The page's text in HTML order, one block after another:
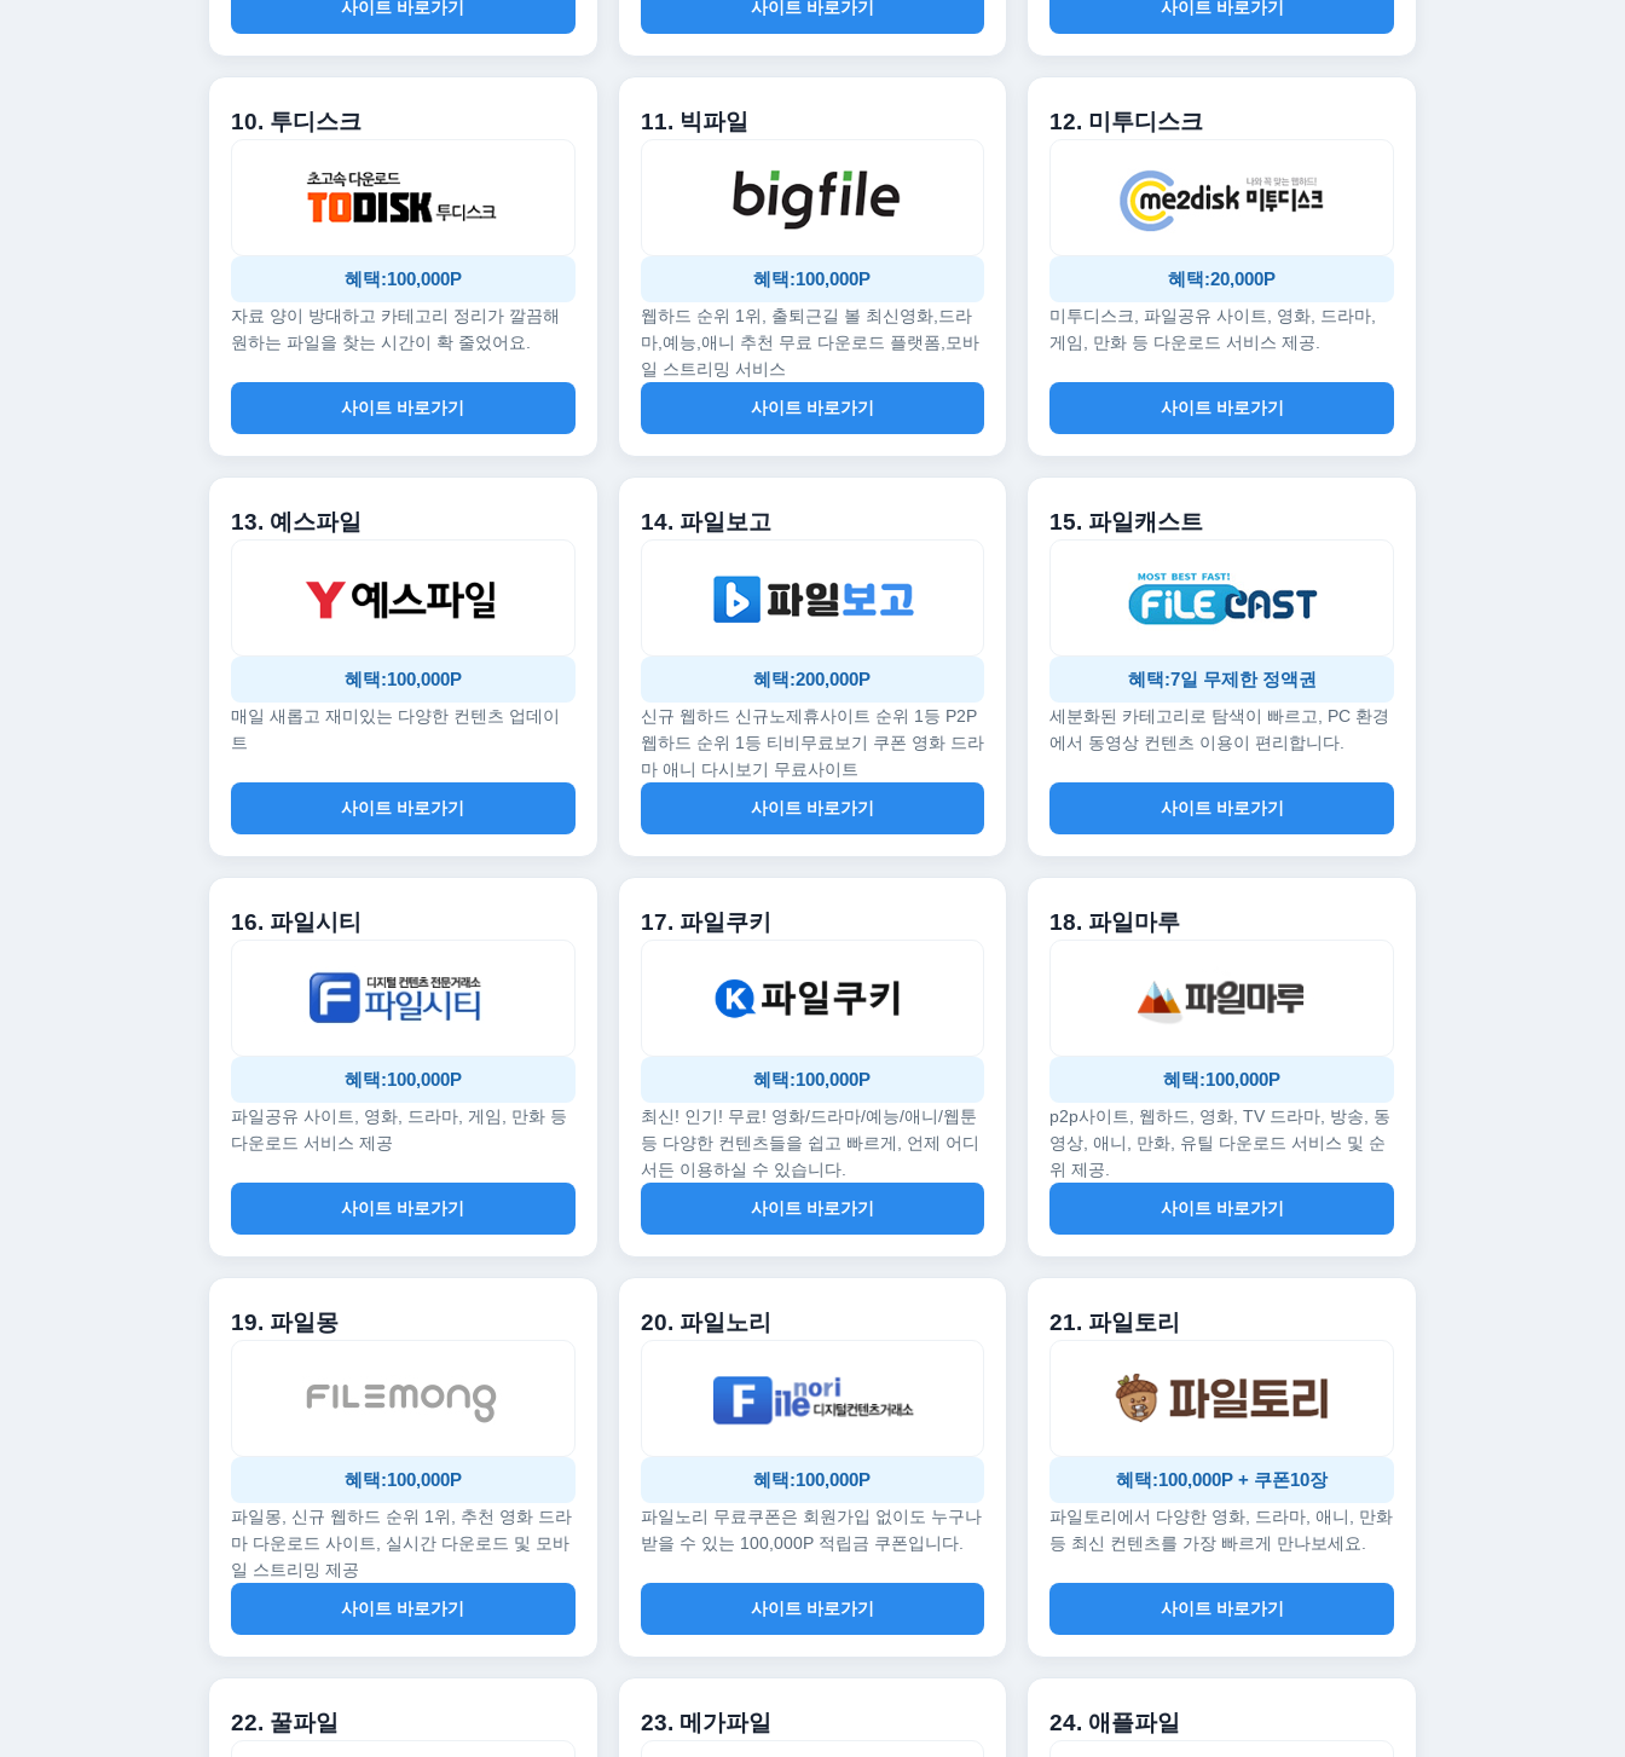
사이트 바로가기 사이트 바로가기
사이트 바로가기
10. 투디스크
혜택:100,000P
자료 양이 방대하고 카테고리 정리가 깔끔해
원하는 파일을 찾는 시간이 확 줄었어요.
사이트 바로가기
11. 빅파일
혜택:100,000P
웹하드 순위 1위, 출퇴근길 볼 최신영화,드라
마,예능,애니 추천 무료 다운로드 플랫폼,모바
일 스트리밍 서비스
사이트 바로가기
12. 미투디스크
혜택:20,000P
미투디스크, 파일공유 사이트, 영화, 드라마,
게임, 만화 등 다운로드 서비스 제공.
사이트 바로가기
13. 예스파일
혜택:100,000P
매일 새롭고 재미있는 다양한 컨텐츠 업데이
트
사이트 바로가기
14. 파일보고
혜택:200,000P
신규 웹하드 신규노제휴사이트 순위 1등 P2P
웹하드 순위 1등 티비무료보기 쿠폰 영화 드라
마 애니 다시보기 무료사이트
사이트 바로가기
15. 파일캐스트
혜택:7일 무제한 정액권
세분화된 카테고리로 탐색이 빠르고, PC 환경
에서 동영상 컨텐츠 이용이 편리합니다.
사이트 바로가기
16. 파일시티
혜택:100,000P
파일공유 사이트, 영화, 드라마, 게임, 만화 등
다운로드 서비스 제공
사이트 바로가기
17. 파일쿠키
혜택:100,000P
최신! 인기! 무료! 영화/드라마/예능/애니/웹툰
등 다양한 컨텐츠들을 쉽고 빠르게, 언제 어디
서든 이용하실 수 있습니다.
사이트 바로가기
18. 파일마루
혜택:100,000P
p2p사이트, 웹하드, 영화, TV 드라마, 방송, 동
영상, 애니, 만화, 유틸 다운로드 서비스 및 순
위 제공.
사이트 바로가기
19. 파일몽
혜택:100,000P
파일몽, 신규 웹하드 순위 1위, 추천 영화 드라
마 다운로드 사이트, 실시간 다운로드 및 모바
일 스트리밍 제공
사이트 바로가기
20. 파일노리
혜택:100,000P
파일노리 무료쿠폰은 회원가입 없이도 누구나
받을 수 있는 100,000P 적립금 쿠폰입니다.
사이트 바로가기
21. 파일토리
혜택:100,000P + 쿠폰10장
파일토리에서 다양한 영화, 드라마, 애니, 만화
등 최신 컨텐츠를 가장 빠르게 만나보세요.
사이트 바로가기
22. 꿀파일 23. 메가파일 24. 애플파일